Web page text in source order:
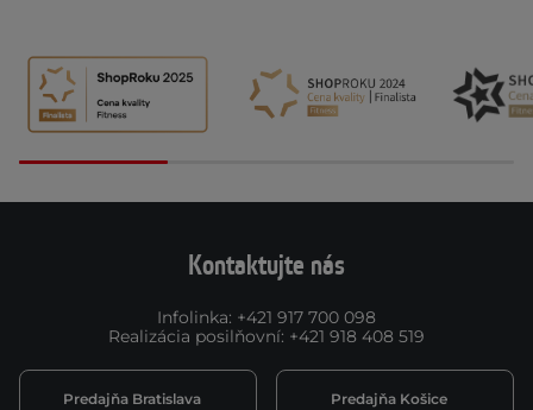
Kontaktujte nás
Infolinka: +421 917 700 098
Realizácia posilňovní: +421 918 408 519
Predajňa Bratislava Predajňa Košice